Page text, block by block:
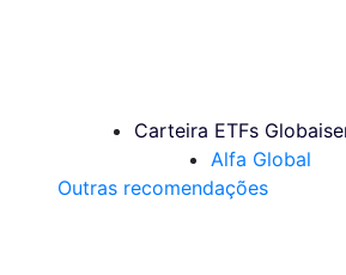
Carteira ETFs Globais
Alfa Global
Outras recomendações